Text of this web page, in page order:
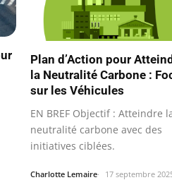
Plan d’Action pour
la Neutralité Carbone :
sur les Véhicules
EN BREF Objectif : Atteindre
neutralité carbone avec des
initiatives ciblées.
Charlotte Lemaire 17 septembre